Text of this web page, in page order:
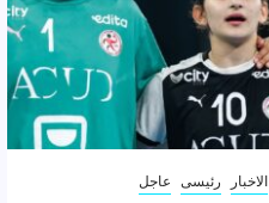
الاخبار رئيسى عاجل